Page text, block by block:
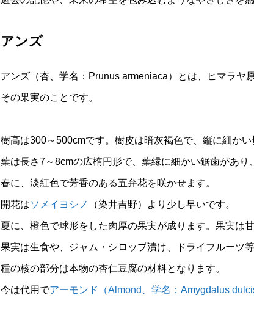
アンズ
アンズ（杏、学名：Prunus armeniaca）とは、ヒマラヤ
その果実のことです。
樹高は300～500cmです。樹皮は暗灰褐色で、縦に細か
葉は長さ7～8cmの広楕円形で、葉縁に細かい鋸歯があり
春に、淡紅色で芳香のある五弁花を咲かせます。
開花はソメイヨシノ （染井吉野）より少し早いです。
夏に、橙色で球形をした肉厚の果実が成ります。果実は
果実は生食や、ジャム・シロップ漬け、ドライフルーツ
種の核の部分は本物の杏仁豆腐の材料となります。
今は代用でアーモンド（Almond、学名：Amygdalus